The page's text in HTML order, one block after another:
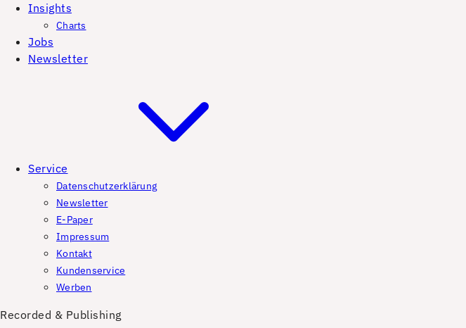
Insights
Charts
Jobs
Newsletter
Service
Datenschutzerklärung
Newsletter
E-Paper
Impressum
Kontakt
Kundenservice
Werben
Recorded & Publishing